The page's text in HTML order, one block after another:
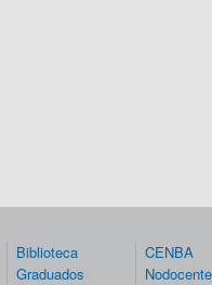
Biblioteca
Graduados
CENBA